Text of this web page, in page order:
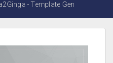
- Template Gen